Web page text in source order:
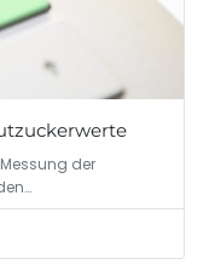
der